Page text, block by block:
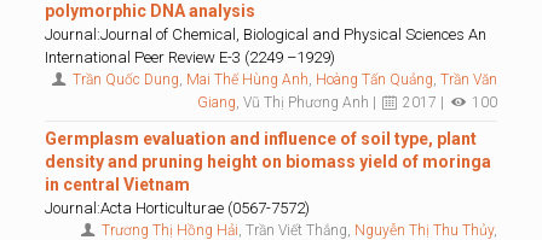
polymorphic DNA analysis
Journal:Journal of Chemical, Biological and Physical Sciences An
International Peer Review E-3 (2249 –1929)
Trần Quốc Dung, Mai Thế Hùng Anh, Hoàng Tấn Quảng,Trần Văn
Giang, Vũ Thị Phương Anh | 2017 | 100
Germplasm evaluation and influence of soil type, plant
density and pruning height on biomass yield of moringa
in central Vietnam
Journal:Acta Horticulturae (0567-7572)
Trương Thị Hồng Hải, Trần Viết Thắng, Nguyễn Thị Thu Thủy,